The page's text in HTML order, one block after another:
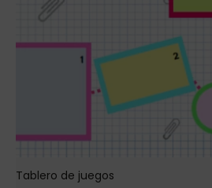
Tablero de juegos